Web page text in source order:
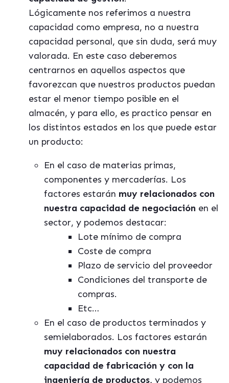
Lógicamente nos referimos a nuestra
capacidad como empresa, no a nuestra
capacidad personal, que sin duda, será muy
valorada. En este caso deberemos
centrarnos en aquellos aspectos que
favorezcan que nuestros productos puedan
estar el menor tiempo posible en el
almacén, y para ello, es practico pensar en
los distintos estados en los que puede estar
un producto:
En el caso de materias primas,
componentes y mercaderías. Los
factores estarán muy relacionados con
nuestra capacidad de negociación en el
sector, y podemos destacar:
Lote mínimo de compra
Coste de compra
Plazo de servicio del proveedor
Condiciones del transporte de
compras.
Etc…
En el caso de productos terminados y
semielaborados. Los factores estarán
muy relacionados con nuestra
capacidad de fabricación y con la
ingeniería de productos, y podemos